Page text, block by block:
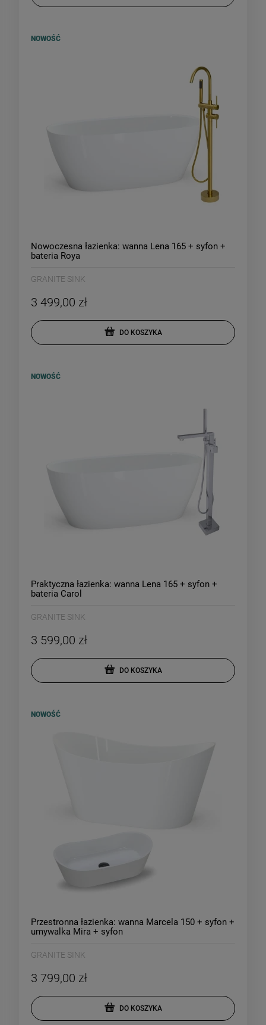
Nowoczesna łazienka: wanna Lena 165 + syfon +
bateria Roya
GRANITE SINK
3 499,00 zł
DO KOSZYKA
NOWOŚĆ
Praktyczna łazienka: wanna Lena 165 + syfon +
bateria Carol
GRANITE SINK
3 599,00 zł
DO KOSZYKA
NOWOŚĆ
Przestronna łazienka: wanna Marcela 150 + syfon +
umywalka Mira + syfon
GRANITE SINK
3 799,00 zł
DO KOSZYKA
NOWOŚĆ